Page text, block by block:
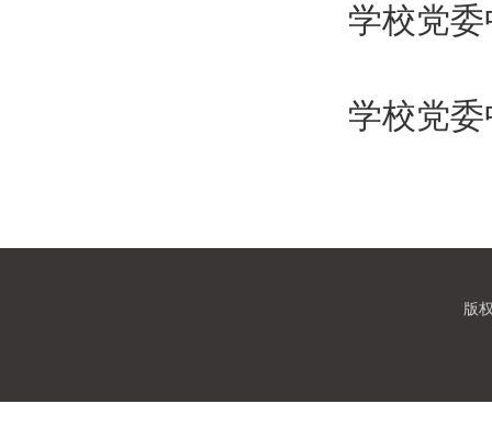
学校党
学校党
版